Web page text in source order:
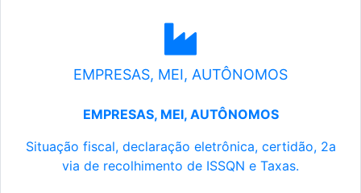
EMPRESAS, MEI, AUTÔNOMOS
EMPRESAS, MEI, AUTÔNOMOS
Situação fiscal, declaração eletrônica, certidão, 2a
via de recolhimento de ISSQN e Taxas.